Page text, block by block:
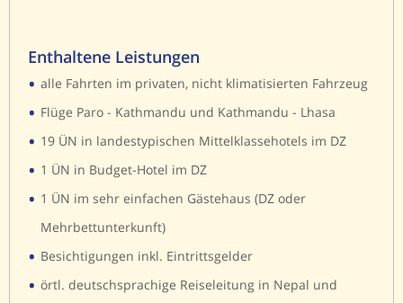
Enthaltene Leistungen
• alle Fahrten im privaten, nicht klimatisierten Fahrzeug
• Flüge Paro - Kathmandu und Kathmandu - Lhasa
• 19 ÜN in landestypischen Mittelklassehotels im DZ
• 1 ÜN in Budget-Hotel im DZ
• 1 ÜN im sehr einfachen Gästehaus (DZ oder
Mehrbettunterkunft)
• Besichtigungen inkl. Eintrittsgelder
• örtl. deutschsprachige Reiseleitung in Nepal und